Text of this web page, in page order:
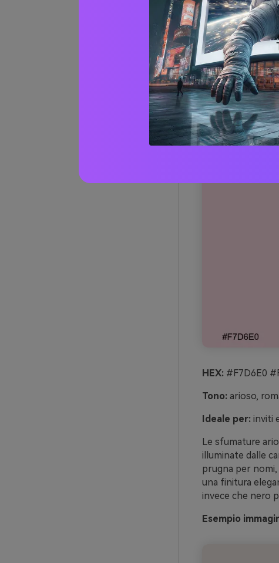
Oltre
(con
1) Blush
HEX:#F7D6E0
Tono:arioso,
Ideale per:inviti
Le sfumature
illuminate dalle
prugna per
una finitura
invece che nero
Esempio